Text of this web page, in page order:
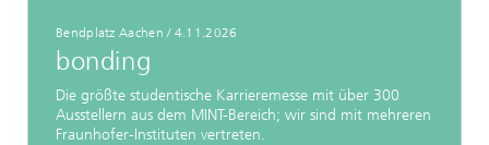
Bendplatz Aachen / 4.11.2026
bonding
Die größte studentische Karrieremesse mit über 300
Ausstellern aus dem MINT-Bereich; wir sind mit mehreren
Fraunhofer-Instituten vertreten.